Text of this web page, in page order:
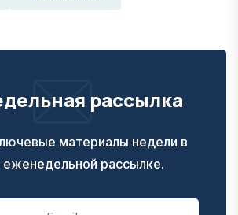
рассылка
материалы недели в
рассылке.